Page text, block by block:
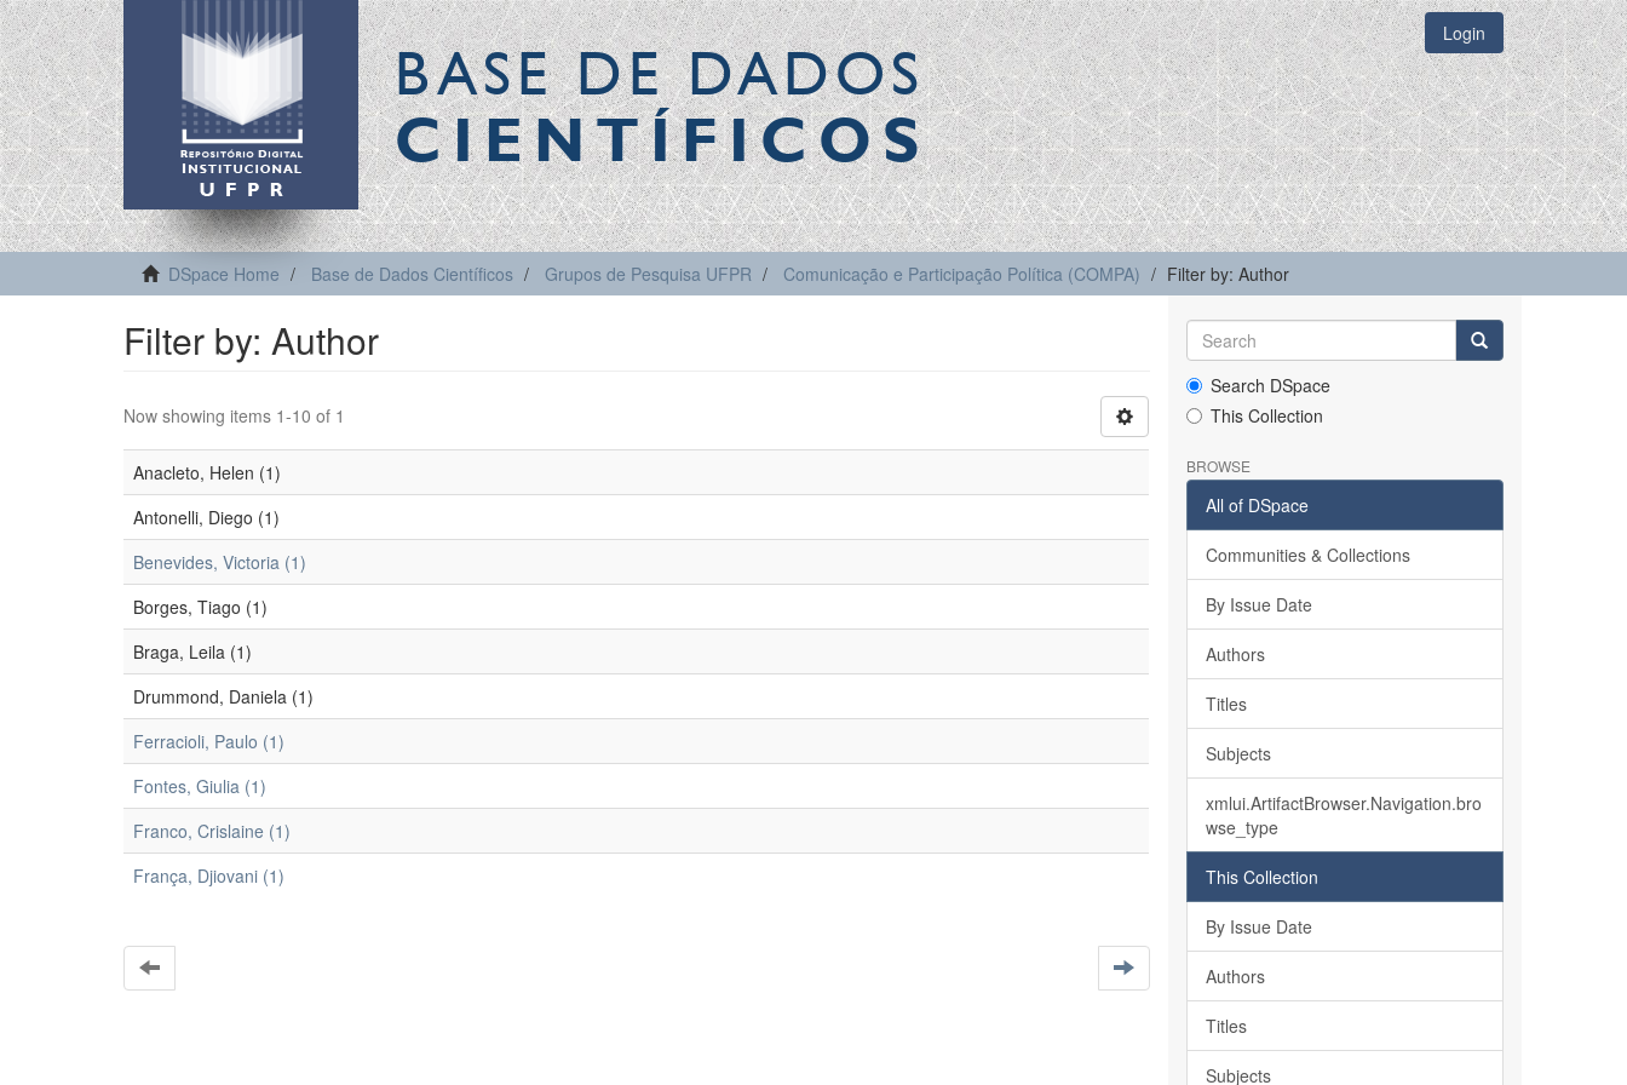
BASE DE DADOS
CIENTÍFICOS
Login
DSpace Home Base de Dados Científicos Grupos de Pesquisa UFPR Comunicação e Participação Política (COMPA) Filter by: Author
Filter by: Author
Now showing items 1-10 of 1
Anacleto, Helen (1)
Antonelli, Diego (1)
Benevides, Victoria (1)
Borges, Tiago (1)
Braga, Leila (1)
Drummond, Daniela (1)
Ferracioli, Paulo (1)
Fontes, Giulia (1)
Franco, Crislaine (1)
França, Djiovani (1)
Search DSpace
This Collection
BROWSE
All of DSpace
Communities & Collections
By Issue Date
Authors
Titles
Subjects
xmlui.ArtifactBrowser.Navigation.bro
wse_type
This Collection
By Issue Date
Authors
Titles
Subjects